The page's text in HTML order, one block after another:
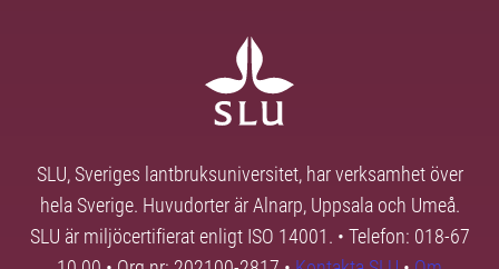
SLU, Sveriges lantbruksuniversitet, har verksamhet över
hela Sverige. Huvudorter är Alnarp, Uppsala och Umeå.
SLU är miljöcertifierat enligt ISO 14001. • Telefon: 018-67